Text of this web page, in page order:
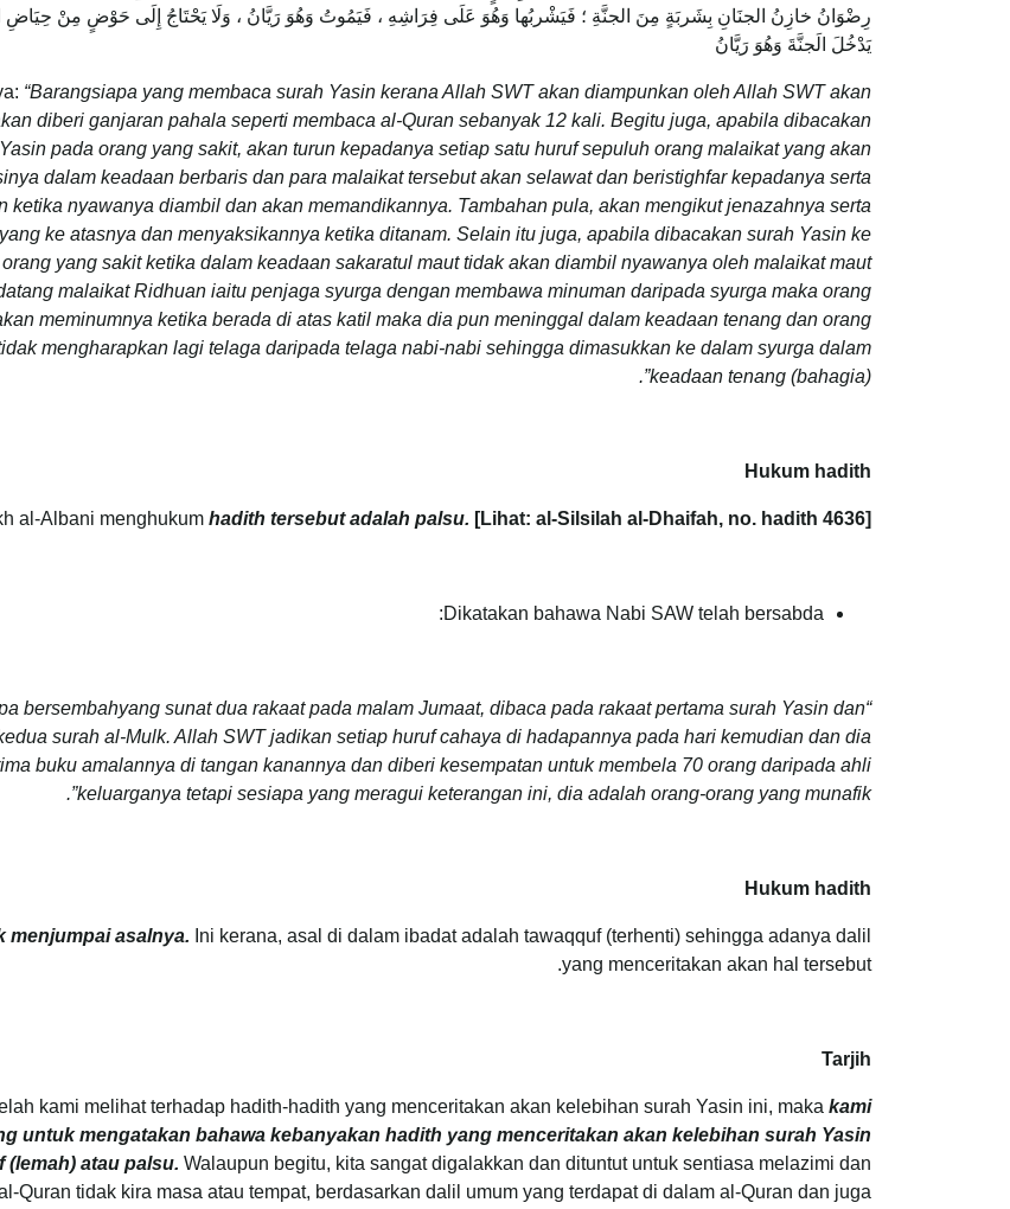
رِضْوَانُ خازِنُ الجنَانِ بِشَربَةٍ مِنَ الجنَّةِ ؛ فَيَشْربُها وَهُوَ عَلَى فِرَاشِهِ ، فَيَمُوتُ وَهُوَ رَيَّانُ ، وَلَا يَحْتَاجُ إِلَى حَوْضٍ مِنْ حِيَاضِ
يَدْخُلَ الَجنَّةَ وَهُوَ رَيَّانُ
“Barangsiapa yang membaca surah Yasin kerana Allah SWT akan diampunkan oleh Allah SWT akan
diberi ganjaran pahala seperti membaca al-Quran sebanyak 12 kali. Begitu juga, apabila dibacakan
pada orang yang sakit, akan turun kepadanya setiap satu huruf sepuluh orang malaikat yang akan
dalam keadaan berbaris dan para malaikat tersebut akan selawat dan beristighfar kepadanya serta
ketika nyawanya diambil dan akan memandikannya. Tambahan pula, akan mengikut jenazahnya serta
ke atasnya dan menyaksikannya ketika ditanam. Selain itu juga, apabila dibacakan surah Yasin ke
yang sakit ketika dalam keadaan sakaratul maut tidak akan diambil nyawanya oleh malaikat maut
malaikat Ridhuan iaitu penjaga syurga dengan membawa minuman daripada syurga maka orang
meminumnya ketika berada di atas katil maka dia pun meninggal dalam keadaan tenang dan orang
mengharapkan lagi telaga daripada telaga nabi-nabi sehingga dimasukkan ke dalam syurga dalam
keadaan tenang (bahagia)”.
Hukum hadith
al-Albani menghukum hadith tersebut adalah palsu. [Lihat: al-Silsilah al-Dhaifah, no. hadith 4636]
Dikatakan bahawa Nabi SAW telah bersabda:
bersembahyang sunat dua rakaat pada malam Jumaat, dibaca pada rakaat pertama surah Yasin dan
surah al-Mulk. Allah SWT jadikan setiap huruf cahaya di hadapannya pada hari kemudian dan dia
buku amalannya di tangan kanannya dan diberi kesempatan untuk membela 70 orang daripada ahli
keluarganya tetapi sesiapa yang meragui keterangan ini, dia adalah orang-orang yang munafik”.
Hukum hadith
menjumpai asalnya. Ini kerana, asal di dalam ibadat adalah tawaqquf (terhenti) sehingga adanya dalil
yang menceritakan akan hal tersebut.
Tarjih
kami melihat terhadap hadith-hadith yang menceritakan akan kelebihan surah Yasin ini, maka kami
untuk mengatakan bahawa kebanyakan hadith yang menceritakan akan kelebihan surah Yasin
(lemah) atau palsu. Walaupun begitu, kita sangat digalakkan dan dituntut untuk sentiasa melazimi dan
Quran tidak kira masa atau tempat, berdasarkan dalil umum yang terdapat di dalam al-Quran dan juga